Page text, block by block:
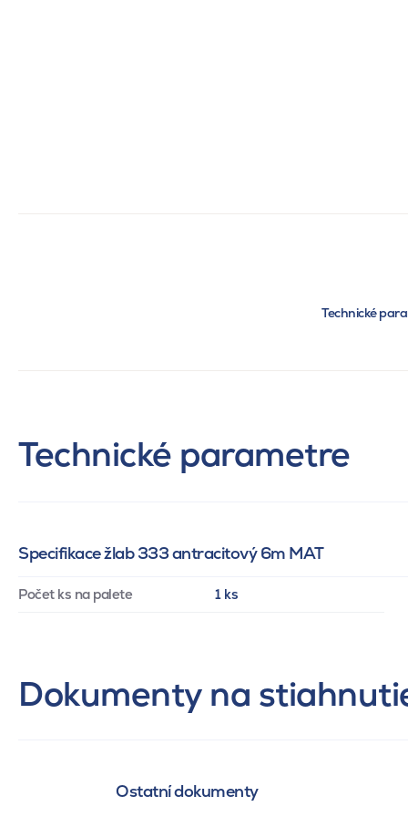
Technické
Technické parametre
Specifikace žlab 333 antracitový 6m MAT
Počet ks na palete 1 ks
Dokumenty na
Ostatní dokumenty